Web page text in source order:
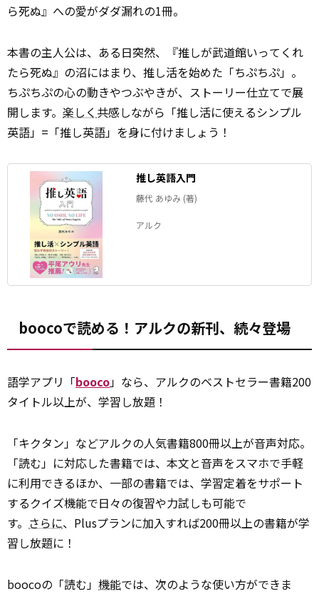
ら死ぬ』への愛がダダ漏れの1冊。
本書の主人公は、ある日突然、『推しが武道館いってくれ
たら死ぬ』の沼にはまり、推し活を始めた「ちぷちぷ」。
ちぷちぷの心の動きやつぶやきが、ストーリー仕立てで展
開します。 楽しく 共感しながら「推し活に使えるシンプル
英語」=「推し英語」を身に付けましょう！
推し英語入門
藤代 あゆみ (著)
アルク
boocoで読める！アルクの新刊、続々登場
語学アプリ「booco」なら、アルクのベストセラー書籍200
タイトル以上が、学習し放題！
「キクタン」などアルクの人気書籍800冊以上が音声対応。
「読む」に対応した書籍では、本文と音声をスマホで手軽
に利用できるほか、一部の書籍では、学習定着をサポート
するクイズ機能で日々の復習や力試しも可能で
す。 さらに、Plusプランに加入すれば200冊以上の書籍が学
習し放題に！
boocoの「読む」 機能では、次のような使い方ができま